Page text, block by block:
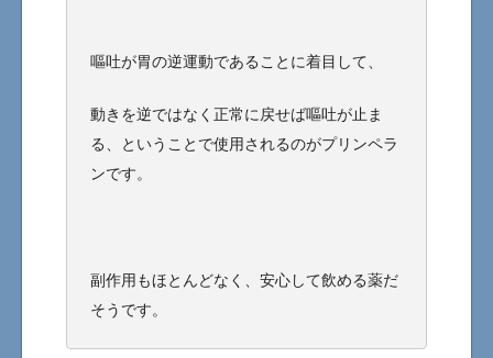
嘔吐が胃の逆運動であることに着目して、
動きを逆ではなく正常に戻せば嘔吐が止ま
る、ということで使用されるのがプリンペラ
ンです。
副作用もほとんどなく、安心して飲める薬だ
そうです。